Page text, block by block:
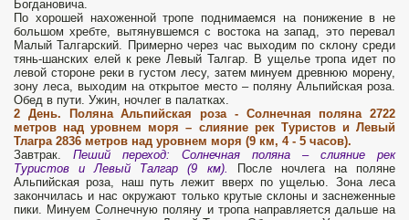
Богдановича.
По хорошей нахоженной тропе поднимаемся на понижение в не
большом хребте, вытянувшемся с востока на запад, это перевал
Малый Талгарский. Примерно через час выходим по склону среди
тянь-шанских елей к реке Левый Талгар. В ущелье тропа идет по
левой стороне реки в густом лесу, затем минуем древнюю морену,
зону леса, выходим на открытое место – поляну Альпийская роза.
Обед в пути. Ужин, ночлег в палатках.
2 День.
Поляна Альпийская роза -
Солнечная поляна 2722
метров над уровнем моря – слияние рек Туристов и Левый
Тлагра 2836 метров над уровнем моря (9 км, 4 - 5 часов).
Завтрак. Пеший переход: Солнечная поляна – слияние рек
Туристов и Левый Талгар (9 км).
После ночлега на поляне
Альпийская роза, наш путь лежит вверх по ущелью. Зона леса
закончилась и нас окружают только крутые склоны и заснеженные
пики. Минуем Солнечную поляну и тропа направляется дальше на